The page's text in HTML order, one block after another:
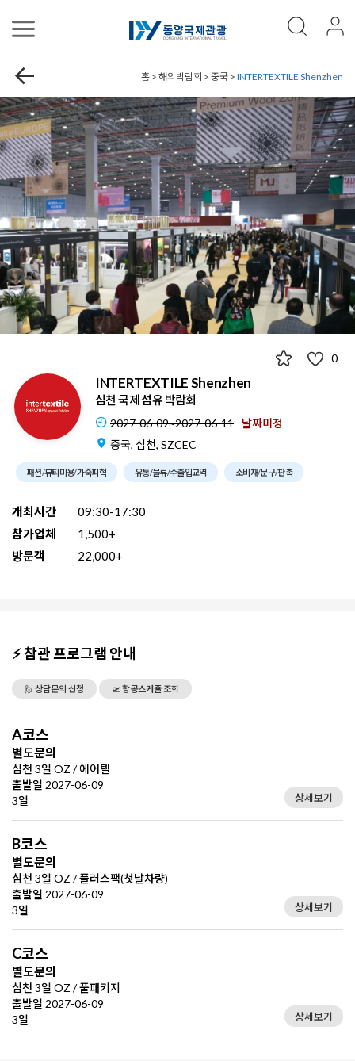
홈 > 해외박람회 > 중국 > INTERTEXTILE Shenzhen
0
INTERTEXTILE Shenzhen
심천 국제 섬유 박람회
2027-06-09~2027-06-11
날짜미정
중국, 심천, SZCEC
패션/뷰티미용/가죽피혁 유통/물류/수출입교역 소비재/문구/판촉
개최시간
09:30-17:30
참가업체
1,500+
방문객
22,000+
⚡ 참관 프로그램 안내
🙋 상담문의 신청 🛫 항공스케쥴 조회
A코스
별도문의
심천 3일 OZ / 에어텔
출발일 2027-06-09
3일
상세보기
B코스
별도문의
심천 3일 OZ / 플러스팩(첫날차량)
출발일 2027-06-09
3일
상세보기
C코스
별도문의
심천 3일 OZ / 풀패키지
출발일 2027-06-09
3일
상세보기